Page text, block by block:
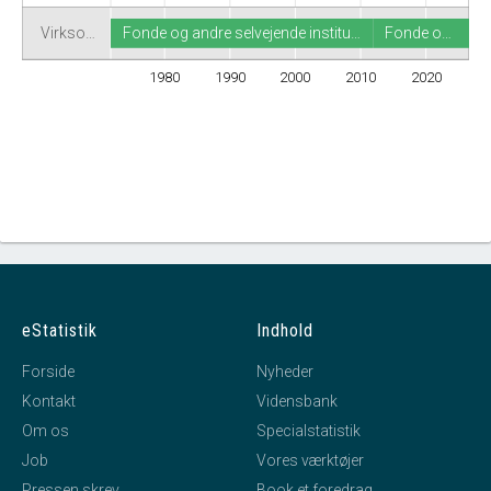
Virkso…
1980 1990 2000 2010 2020
Fonde og andre selvejende institu… Fonde o…
eStatistik
Forside
Kontakt
Om os
Job
Indhold
Nyheder
Vidensbank
Specialstatistik
Vores værktøjer